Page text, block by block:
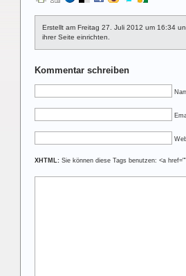
Erstellt am Freitag 27. Juli 2012 um 16:34
ihrer Seite einrichten.
Kommentar schreiben
XHTML: Sie können diese Tags benutzen: <a